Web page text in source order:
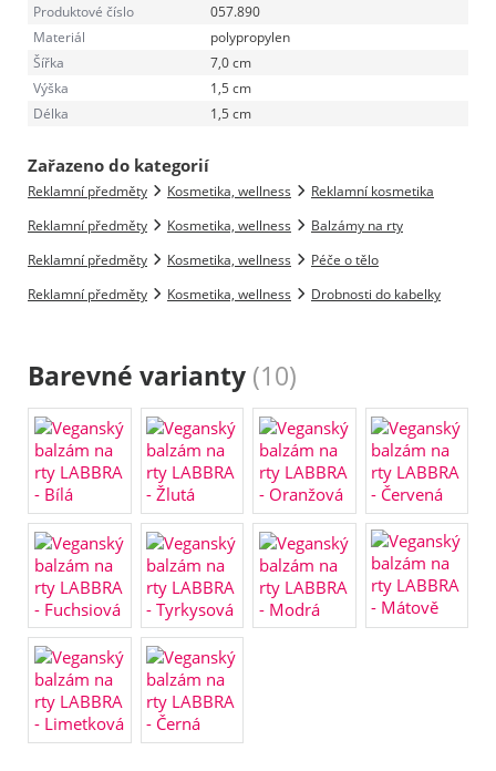
Produktové číslo
057.890
Materiál
polypropylen
Šířka
7,0 cm
Výška
1,5 cm
Délka
1,5 cm
Zařazeno do kategorií
Reklamní předměty Kosmetika, wellness
Reklamní kosmetika
Reklamní předměty
Kosmetika, wellness
Balzámy na rty
Reklamní předměty
Kosmetika, wellness
Péče o tělo
Reklamní předměty
Kosmetika, wellness Drobnosti do kabelky
Barevné varianty (10)